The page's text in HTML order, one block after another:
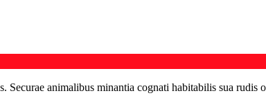
Securae animalibus minantia cognati habitabilis sua rudis